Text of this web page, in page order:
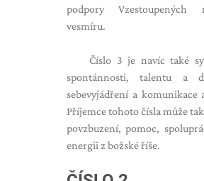
podpory
vesmíru.
Číslo 3 je navíc také
spontánnosti, talentu a
sebevyjádření a komunikace
Příjemce tohoto čísla může
povzbuzení, pomoc,
energii z božské říše.